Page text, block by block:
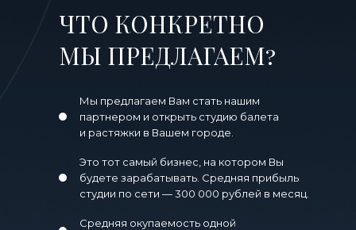
ЧТО КОНКРЕТНО
МЫ ПРЕДЛАГАЕМ?
Мы предлагаем Вам стать нашим
партнером и открыть студию балета
и растяжки в Вашем городе.
Это тот самый бизнес, на котором Вы
будете зарабатывать. Средняя прибыль
студии по сети — 300 000 рублей в месяц.
Средняя окупаемость одной